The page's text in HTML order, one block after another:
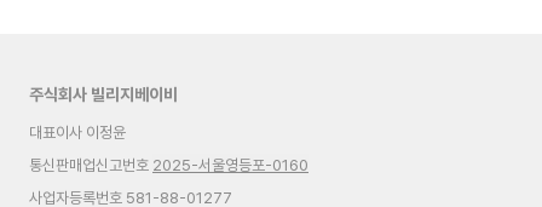
주식회사 빌리지베이비
대표이사 이정윤
통신판매업신고번호 2025-서울영등포-0160
사업자등록번호 581-88-01277